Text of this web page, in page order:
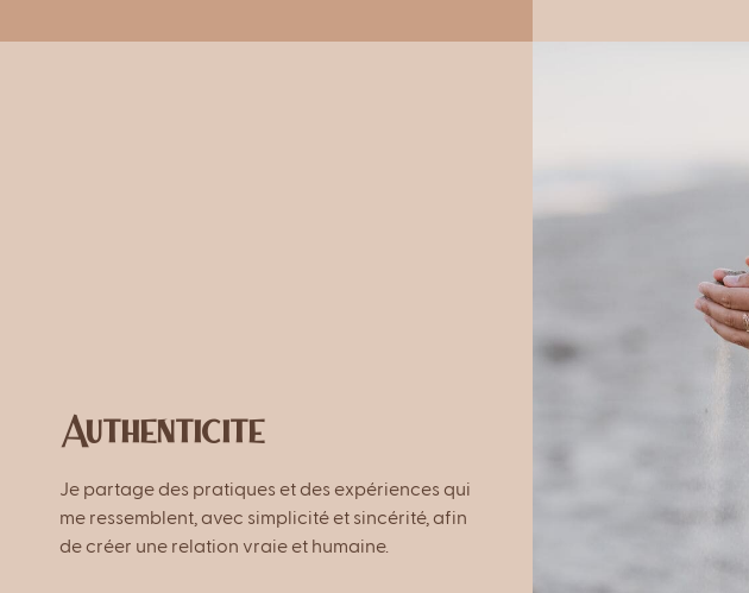
Authenticite
Je partage des pratiques et des expériences qui
me ressemblent, avec simplicité et sincérité, afin
de créer une relation vraie et humaine.